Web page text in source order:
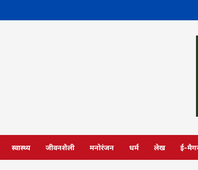
स्वास्थ्य जीवनशैली मनोरंजन धर्म लेख ई-